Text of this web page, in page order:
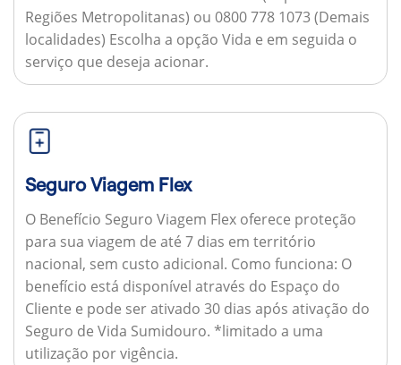
Regiões Metropolitanas) ou 0800 778 1073 (Demais
localidades) Escolha a opção Vida e em seguida o
serviço que deseja acionar.
Seguro Viagem Flex
O Benefício Seguro Viagem Flex oferece proteção
para sua viagem de até 7 dias em território
nacional, sem custo adicional. Como funciona: O
benefício está disponível através do Espaço do
Cliente e pode ser ativado 30 dias após ativação do
Seguro de Vida Sumidouro. *limitado a uma
utilização por vigência.